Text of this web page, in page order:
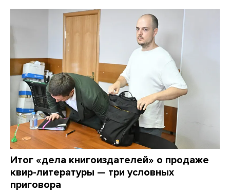
Итог «дела книгоиздателей» о продаже
квир-литературы — три условных
приговора